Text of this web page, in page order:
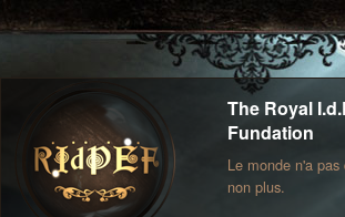
The Royal
Fundation
Le monde n'a
non plus.